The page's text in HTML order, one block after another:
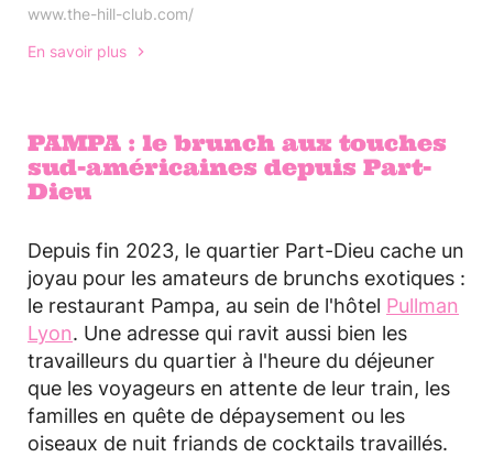
www.the-hill-club.com/
En savoir plus
PAMPA : le brunch aux touches
sud-américaines depuis Part-
Dieu
Depuis fin 2023, le quartier Part-Dieu cache un
joyau pour les amateurs de brunchs exotiques :
le restaurant Pampa, au sein de l'hôtel Pullman
Lyon. Une adresse qui ravit aussi bien les
travailleurs du quartier à l'heure du déjeuner
que les voyageurs en attente de leur train, les
familles en quête de dépaysement ou les
oiseaux de nuit friands de cocktails travaillés.